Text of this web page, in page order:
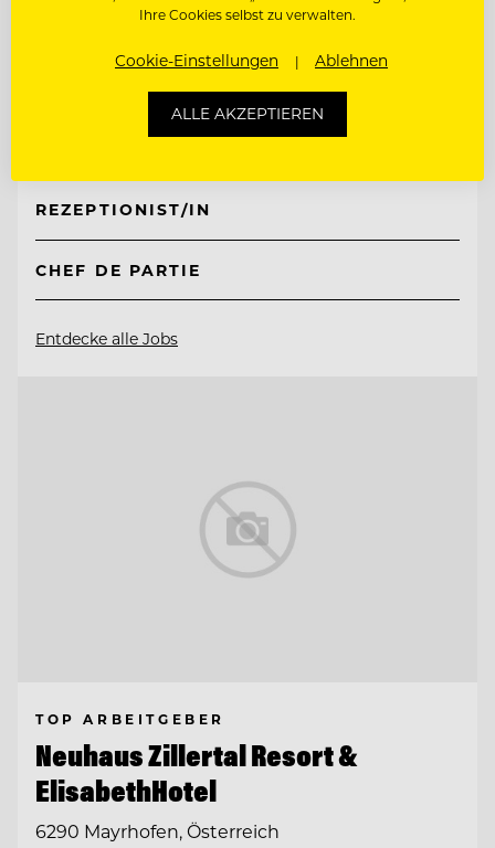
Natur- & Biohotel Bergzeit
6675 Tannheim, Österreich
REZEPTIONIST/IN
CHEF DE PARTIE
Entdecke alle Jobs
TOP ARBEITGEBER
Neuhaus Zillertal Resort &
ElisabethHotel
6290 Mayrhofen, Österreich
Ihre Cookies selbst zu verwalten.
Cookie-Einstellungen Ablehnen
ALLE AKZEPTIEREN